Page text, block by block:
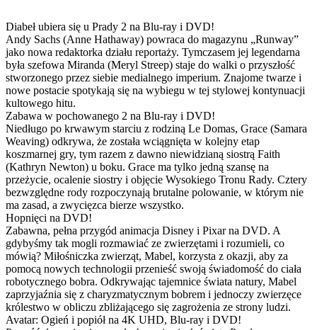
Diabeł ubiera się u Prady 2 na Blu-ray i DVD!
Andy Sachs (Anne Hathaway) powraca do magazynu „Runway”
jako nowa redaktorka działu reportaży. Tymczasem jej legendarna
była szefowa Miranda (Meryl Streep) staje do walki o przyszłość
stworzonego przez siebie medialnego imperium. Znajome twarze i
nowe postacie spotykają się na wybiegu w tej stylowej kontynuacji
kultowego hitu.
Zabawa w pochowanego 2 na Blu-ray i DVD!
Niedługo po krwawym starciu z rodziną Le Domas, Grace (Samara
Weaving) odkrywa, że została wciągnięta w kolejny etap
koszmarnej gry, tym razem z dawno niewidzianą siostrą Faith
(Kathryn Newton) u boku. Grace ma tylko jedną szansę na
przeżycie, ocalenie siostry i objęcie Wysokiego Tronu Rady. Cztery
bezwzględne rody rozpoczynają brutalne polowanie, w którym nie
ma zasad, a zwycięzca bierze wszystko.
Hopnięci na DVD!
Zabawna, pełna przygód animacja Disney i Pixar na DVD. A
gdybyśmy tak mogli rozmawiać ze zwierzętami i rozumieli, co
mówią? Miłośniczka zwierząt, Mabel, korzysta z okazji, aby za
pomocą nowych technologii przenieść swoją świadomość do ciała
robotycznego bobra. Odkrywając tajemnice świata natury, Mabel
zaprzyjaźnia się z charyzmatycznym bobrem i jednoczy zwierzęce
królestwo w obliczu zbliżającego się zagrożenia ze strony ludzi.
Avatar: Ogień i popiół na 4K UHD, Blu-ray i DVD!